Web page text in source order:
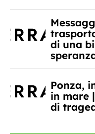
di una
Ponza,
in mare
di